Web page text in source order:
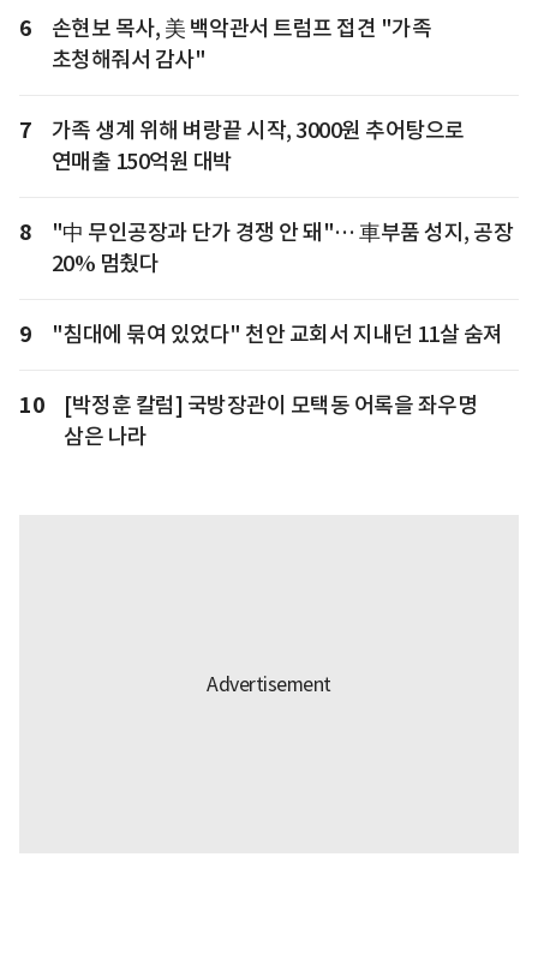
6
손현보 목사, 美 백악관서 트럼프 접견 "가족
초청해줘서 감사"
7
가족 생계 위해 벼랑끝 시작, 3000원 추어탕으로
연매출 150억원 대박
8
"中 무인공장과 단가 경쟁 안 돼"… 車부품 성지, 공장
20% 멈췄다
9 "침대에 묶여 있었다" 천안 교회서 지내던 11살 숨져
10
[박정훈 칼럼] 국방장관이 모택동 어록을 좌우명
삼은 나라